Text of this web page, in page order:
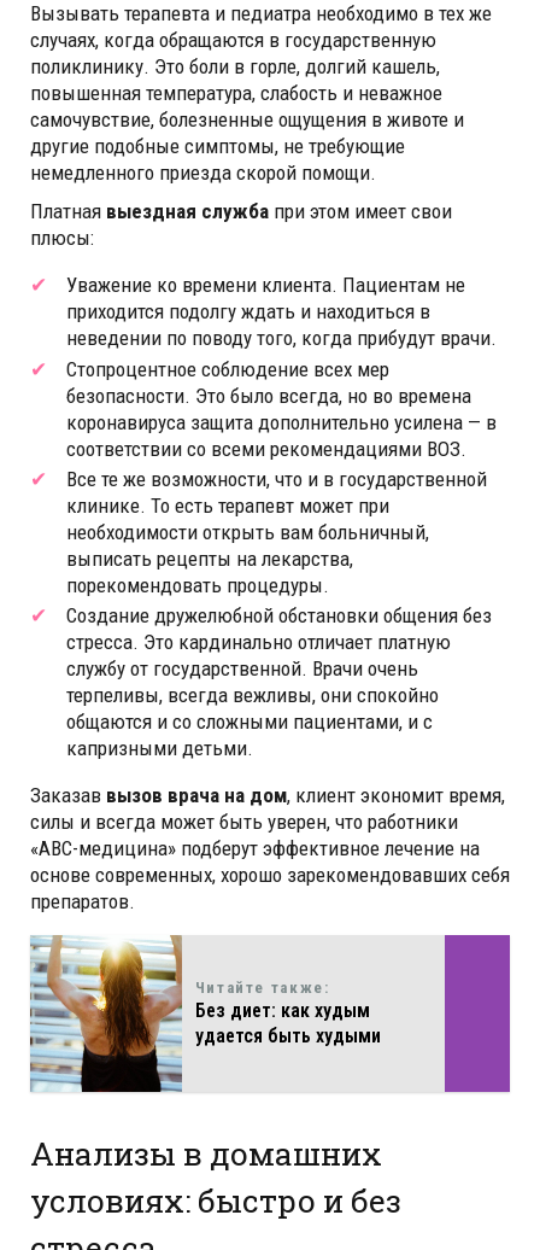
Вызывать терапевта и педиатра необходимо в тех же
случаях, когда обращаются в государственную
поликлинику. Это боли в горле, долгий кашель,
повышенная температура, слабость и неважное
самочувствие, болезненные ощущения в животе и
другие подобные симптомы, не требующие
немедленного приезда скорой помощи.
Платная выездная служба при этом имеет свои
плюсы:
Уважение ко времени клиента. Пациентам не
приходится подолгу ждать и находиться в
неведении по поводу того, когда прибудут врачи.
Стопроцентное соблюдение всех мер
безопасности. Это было всегда, но во времена
коронавируса защита дополнительно усилена — в
соответствии со всеми рекомендациями ВОЗ.
Все те же возможности, что и в государственной
клинике. То есть терапевт может при
необходимости открыть вам больничный,
выписать рецепты на лекарства,
порекомендовать процедуры.
Создание дружелюбной обстановки общения без
стресса. Это кардинально отличает платную
службу от государственной. Врачи очень
терпеливы, всегда вежливы, они спокойно
общаются и со сложными пациентами, и с
капризными детьми.
Заказав вызов врача на дом, клиент экономит время,
силы и всегда может быть уверен, что работники
«ABC-медицина» подберут эффективное лечение на
основе современных, хорошо зарекомендовавших себя
препаратов.
Читайте также:
Без диет: как худым
удается быть худыми
Анализы в домашних
условиях: быстро и без